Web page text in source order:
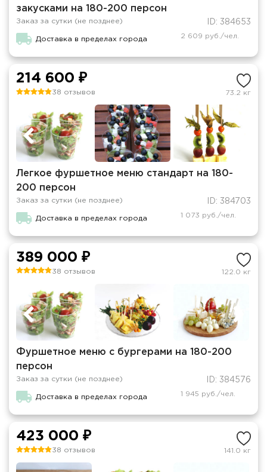
закусками на 180-200 персон
Заказ за сутки (не позднее) ID: 384653
Доставка в пределах города 2 609 руб./чел.
214 600 ₽
38 отзывов 73.2 кг
Легкое фуршетное меню стандарт на 180-
200 персон
Заказ за сутки (не позднее) ID: 384703
Доставка в пределах города 1 073 руб./чел.
389 000 ₽
38 отзывов 122.0 кг
Фуршетное меню с бургерами на 180-200
персон
Заказ за сутки (не позднее) ID: 384576
Доставка в пределах города 1 945 руб./чел.
423 000 ₽
38 отзывов 141.0 кг